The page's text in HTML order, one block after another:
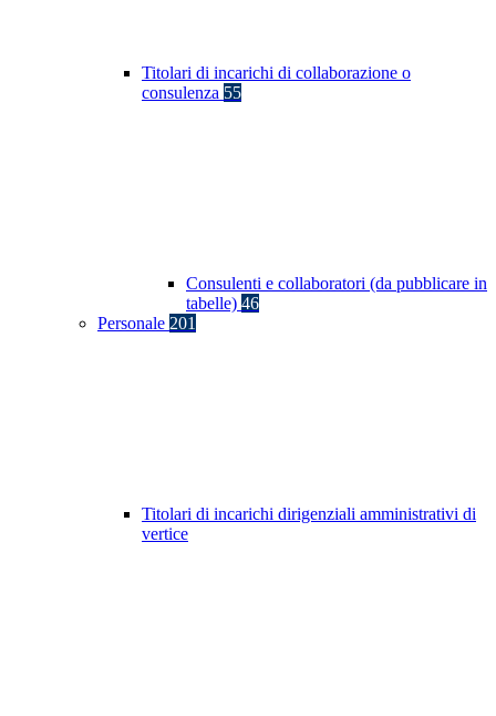
Titolari di incarichi di collaborazione o
consulenza 55
Consulenti e collaboratori (da pubblicare in
tabelle) 46
Personale 201
Titolari di incarichi dirigenziali amministrativi di
vertice